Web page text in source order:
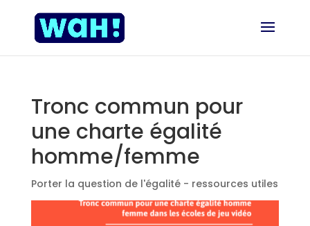
Tronc commun pour
une charte égalité
homme/femme
Porter la question de l'égalité - ressources utiles